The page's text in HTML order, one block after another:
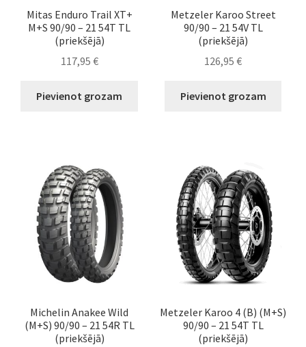
Mitas Enduro Trail XT+
M+S 90/90 – 21 54T TL
(priekšējā)
117,95 €
Pievienot grozam
Metzeler Karoo Street
90/90 – 21 54V TL
(priekšējā)
126,95€
Pievienot grozam
Michelin Anakee Wild
(M+S) 90/90 – 21 54R TL
(priekšējā)
Metzeler Karoo 4 (B) (M+S)
90/90 – 21 54T TL
(priekšējā)